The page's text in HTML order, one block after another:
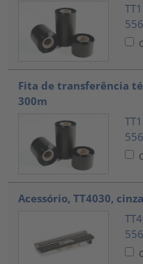
Fita de transferência
300m
Acessório, TT4030,